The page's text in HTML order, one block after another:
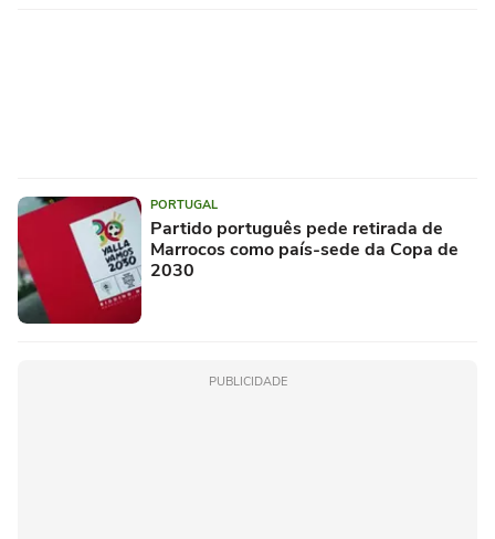
PORTUGAL
Partido português pede retirada de
Marrocos como país-sede da Copa de
2030
PUBLICIDADE